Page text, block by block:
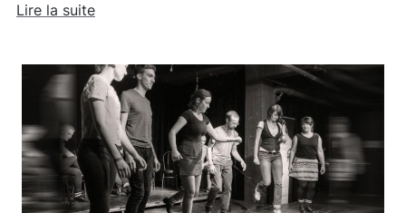
Lire la suite